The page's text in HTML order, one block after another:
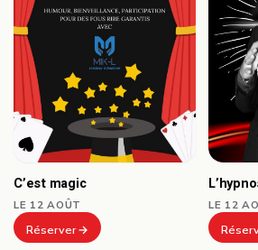
C’est magic
LE 12 AOÛT
Réserver
LE 12